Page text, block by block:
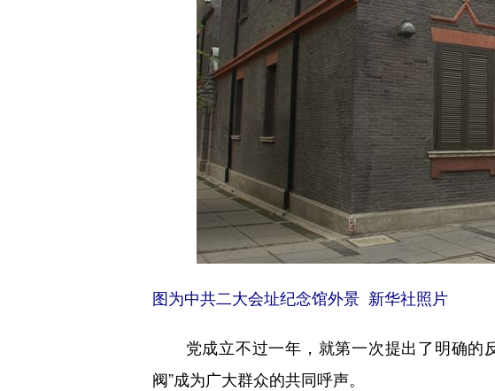
图为中共二大会址纪念馆外景 新华社照片
党成立不过一年，就第一次提出了明确的
阀”成为广大群众的共同呼声。